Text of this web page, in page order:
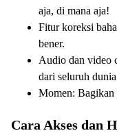
aja, di mana aja!
Fitur koreksi
bener.
Audio dan video
dari seluruh
Momen: Bagikan
Cara Akses dan